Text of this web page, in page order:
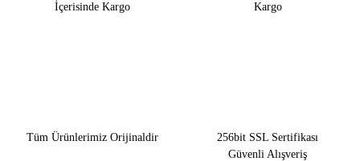
İçerisinde Kargo
Kargo
Tüm Ürünlerimiz Orijinaldir
256bit SSL Sertifikası
Güvenli Alışveriş